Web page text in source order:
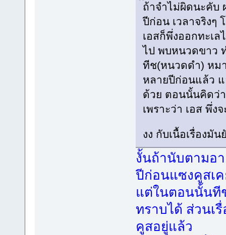
ถ้าจำไม่ผิดนะคับ
ปีก่อน เวลาจริงๆ
เอสก็พึ่งออกทะเ
ไป พบหนวดขาว
ทีช(หนวดดำ) หม
หลายปีก่อนแล้ว
ด้วย ตอนนั้นคิดว่า
เพราะว่า เอส พึ่
งง กับเนื้อเรื่องมั
งั้นถ้านับตามอ
ปีก่อนแซงคูสเ
แต่ในตอนนั้นที
ทราบได้ ส่วนเ
คูสอยู่แล้ว